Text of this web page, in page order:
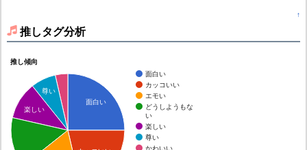
↑
推しタグ分析
推し傾向
面白い
カッコいい
エモい
どうしようもな
い
楽しい
尊い
かわいい
面白い
尊い
楽しい